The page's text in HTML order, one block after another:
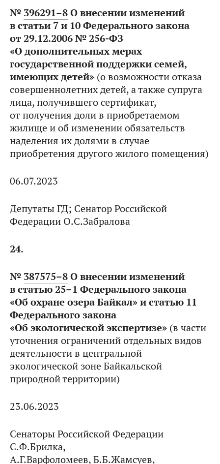
№ 396291–8О внесении изменений
в статьи 7 и 10 Федерального закона
от 29.12.2006 № 256-ФЗ
«О дополнительных мерах
государственной поддержки семей,
имеющих детей» (о возможности отказа
совершеннолетних детей, а также супруга
лица, получившего сертификат,
от получения доли в приобретаемом
жилище и об изменении обязательств
наделения их долями в случае
приобретения другого жилого помещения)
06.07.2023
Депутаты ГД; Сенатор Российской
Федерации О.С.Забралова
24.
№ 387575–8О внесении изменений
в статью 25–1 Федерального закона
«Об охране озера Байкал» и статью 11
Федерального закона
«Об экологической экспертизе» (в части
уточнения ограничений отдельных видов
деятельности в центральной
экологической зоне Байкальской
природной территории)
23.06.2023
Сенаторы Российской Федерации
С.Ф.Брилка,
А.Г.Варфоломеев, Б.Б.Жамсуев,